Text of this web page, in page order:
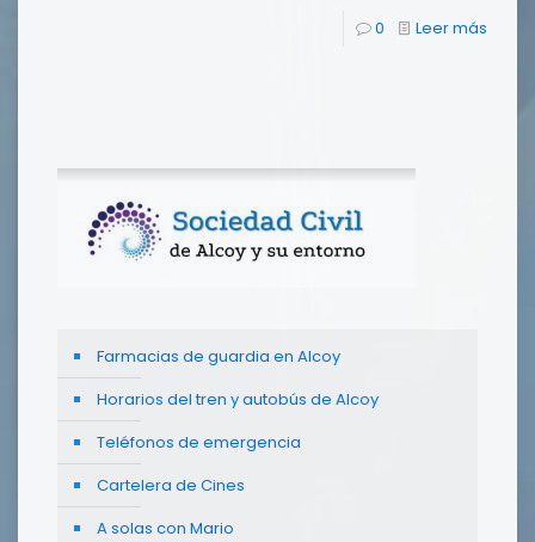
0 Leer más
Farmacias de guardia en Alcoy
Horarios del tren y autobús de Alcoy
Teléfonos de emergencia
Cartelera de Cines
A solas con Mario